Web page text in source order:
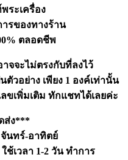
ระเครื่อง
รของทางร้าน
ตลอดชีพ
จจะไม่ตรงกับที่ลงไว้
ตัวอย่าง เพียง 1 องค์เท่านั้น
ขเพิ่มเติม ทักแชทได้เลยค่ะ
ส่ง***
นทร์-อาทิตย์
เวลา 1-2 วัน ทำการ